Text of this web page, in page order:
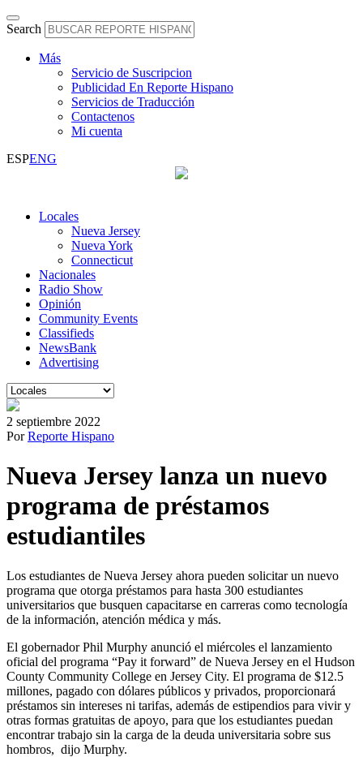
Search
Más
Servicio de Suscripcion
Publicidad En Reporte Hispano
Servicios de Traducción
Contactenos
Mi cuenta
ESPENG
Locales
Nueva Jersey
Nueva York
Connecticut
Nacionales
Radio Show
Opinión
Community Events
Classifieds
NewsBank
Advertising
2 septiembre 2022
PorReporte Hispano
Nueva Jersey lanza un nuevo
programa de préstamos
estudiantiles
Los estudiantes de Nueva Jersey ahora pueden solicitar un nuevo
programa que otorga préstamos para hasta 300 estudiantes
universitarios que busquen capacitarse en carreras como tecnología
de la información, atención médica y más.
El gobernador Phil Murphy anunció el miércoles el lanzamiento
oficial del programa “Pay it forward” de Nueva Jersey en el Hudson
County Community College en Jersey City. El programa de $12.5
millones, pagado con dólares públicos y privados, proporcionará
préstamos sin intereses ni tarifas, además de estipendios para vivir y
otras formas gratuitas de apoyo, para que los estudiantes puedan
encontrar trabajo sin la carga de la deuda universitaria sobre sus
hombros, dijo Murphy.